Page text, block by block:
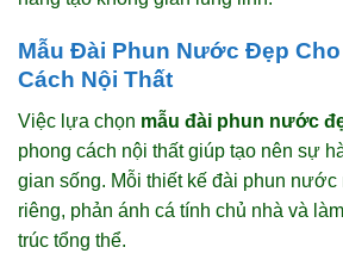
Mẫu Đài Phun Nước Đẹp
Cách Nội Thất
Việc lựa chọn mẫu đài phun nước
phong cách nội thất giúp tạo nên sự
gian sống. Mỗi thiết kế đài phun nước
riêng, phản ánh cá tính chủ nhà và
trúc tổng thể.